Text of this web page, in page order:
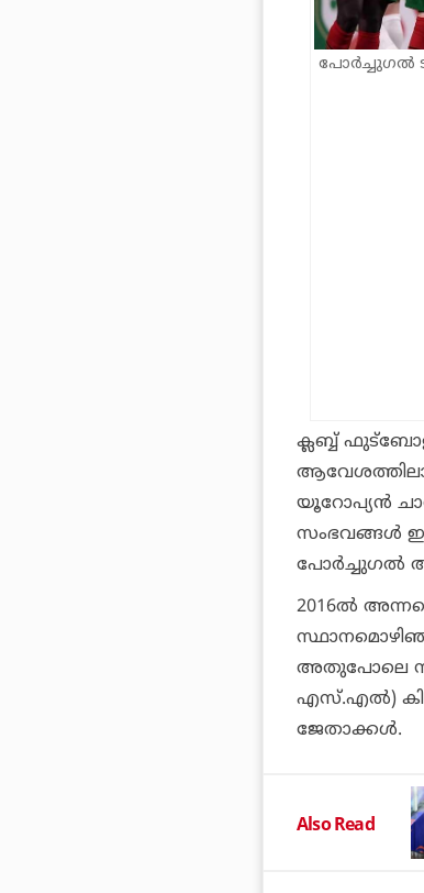
പോർച്ചുഗൽ
ക്ലബ്ബ്
യൂറോപ്യന്‍
സംഭവങ്ങള്‍
പോര്‍ച്ചുഗല്‍
2016ല്‍
അതുപോലെ
എസ്.എല്‍)
ജേതാക്കള്‍.
Also Read